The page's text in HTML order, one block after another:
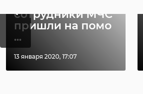
сотрудники МЧС
пришли на помо
...
13 января 2020, 17:07
‹